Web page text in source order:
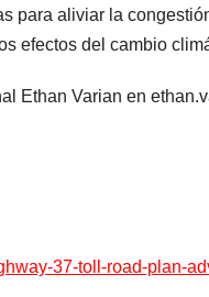
para aliviar la
efectos del cambio
Ethan Varian en
37-toll-road-plan-